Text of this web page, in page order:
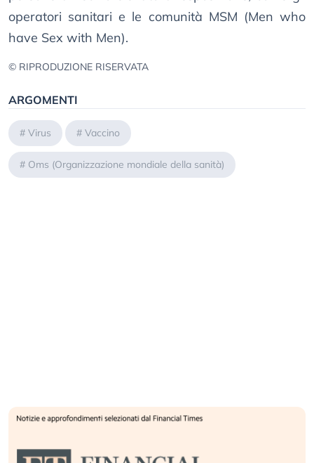
operatori sanitari e le comunità MSM (Men who
have Sex with Men).
© RIPRODUZIONE RISERVATA
ARGOMENTI
# Virus # Vaccino
# Oms (Organizzazione mondiale della sanità)